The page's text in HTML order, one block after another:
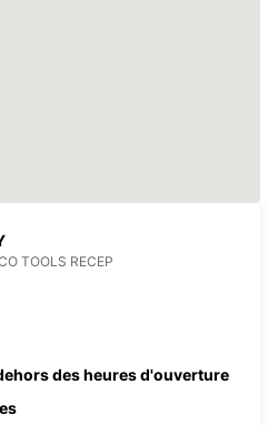
TOOLS RECEP
des heures d'ouverture